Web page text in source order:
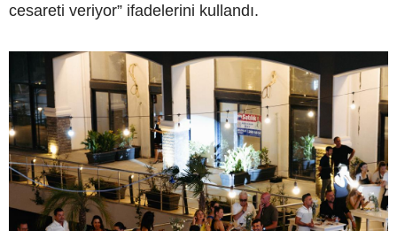
cesareti veriyor” ifadelerini kullandı.